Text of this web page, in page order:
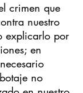
crimen que
nuestro
explicarlo por
en
no